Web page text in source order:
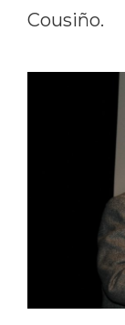
Cousiño.